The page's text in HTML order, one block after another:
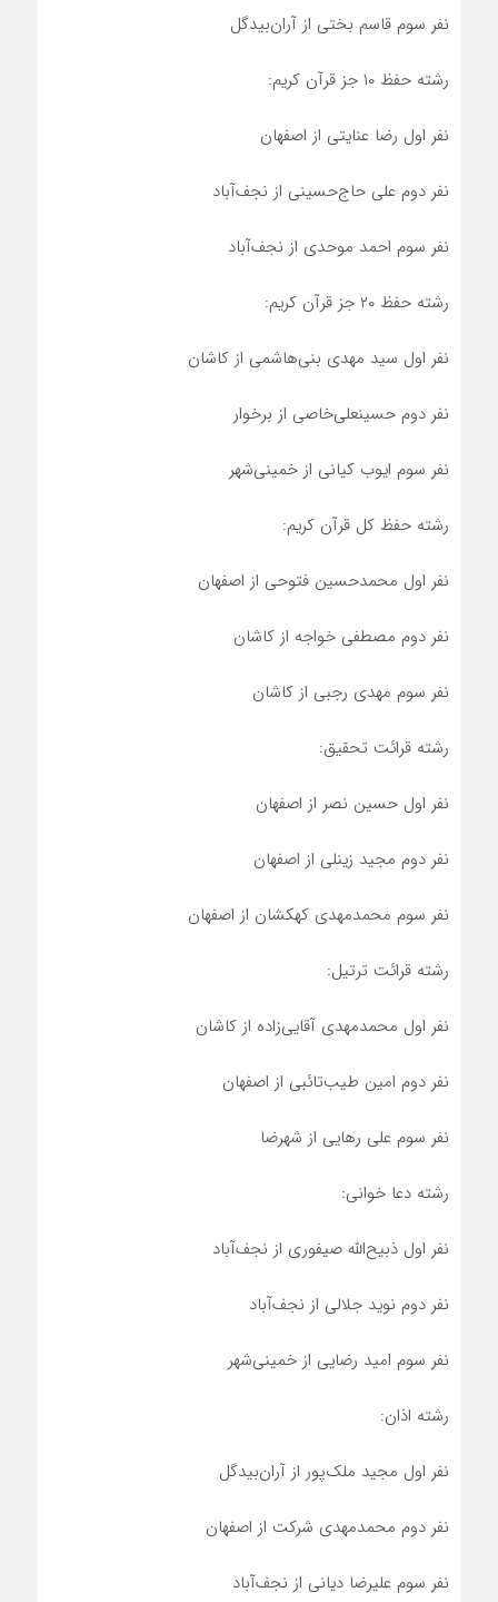
نفر سوم قاسم بختی از آران‌بیدگل
رشته حفظ ۱٠ جز قرآن کریم:
نفر اول رضا عنایتی از اصفهان
نفر دوم علی حاج‌حسینی از نجف‌آباد
نفر سوم احمد موحدی از نجف‌آباد
رشته حفظ ۲٠ جز قرآن کریم:
نفر اول سید مهدی بنی‌هاشمی از کاشان
نفر دوم حسینعلی‌خاصی از برخوار
نفر سوم ایوب کیانی از خمینی‌شهر
رشته حفظ کل قرآن کریم:
نفر اول محمدحسین فتوحی از اصفهان
نفر دوم مصطفی خواجه از کاشان
نفر سوم مهدی رجبی از کاشان
رشته قرائت تحقیق:
نفر اول حسین نصر از اصفهان
نفر دوم مجید زینلی از اصفهان
نفر سوم محمدمهدی کهکشان از اصفهان
رشته قرائت ترتیل:
نفر اول محمدمهدی آقایی‌زاده از کاشان
نفر دوم امین طیب‌تائبی از اصفهان
نفر سوم علی رهایی از شهرضا
رشته دعا خوانی:
نفر اول ذبیح‌الله صیفوری از نجف‌آباد
نفر دوم نوید جلالی از نجف‌آباد
نفر سوم امید رضایی از خمینی‌شهر
رشته اذان:
نفر اول مجید ملک‌پور از آران‌بیدگل
نفر دوم محمدمهدی شرکت از اصفهان
نفر سوم علیرضا دیانی از نجف‌آباد